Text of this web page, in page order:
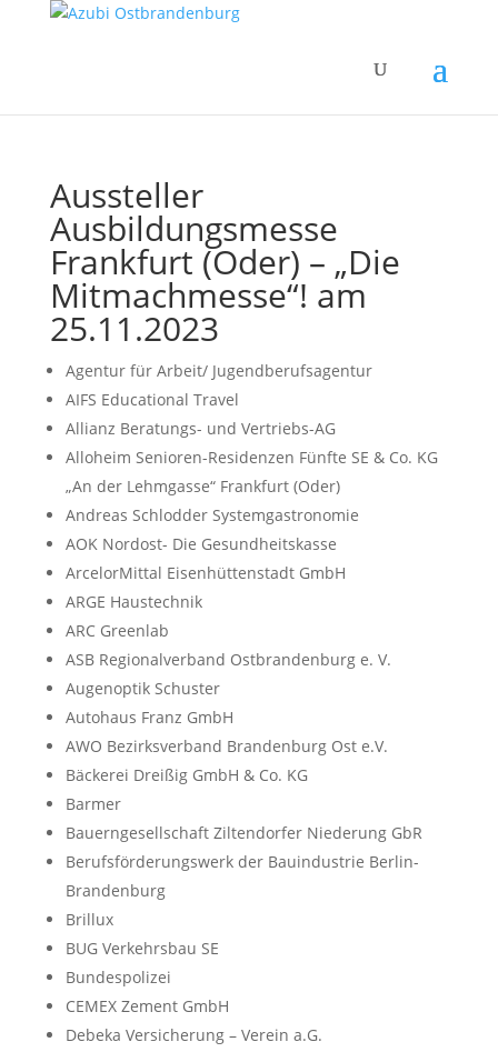
Aussteller
Ausbildungsmesse
Frankfurt (Oder) – „Die
Mitmachmesse“! am
25.11.2023
Agentur für Arbeit/ Jugendberufsagentur
AIFS Educational Travel
Allianz Beratungs- und Vertriebs-AG
Alloheim Senioren-Residenzen Fünfte SE & Co. KG
„An der Lehmgasse“ Frankfurt (Oder)
Andreas Schlodder Systemgastronomie
AOK Nordost- Die Gesundheitskasse
ArcelorMittal Eisenhüttenstadt GmbH
ARGE Haustechnik
ARC Greenlab
ASB Regionalverband Ostbrandenburg e. V.
Augenoptik Schuster
Autohaus Franz GmbH
AWO Bezirksverband Brandenburg Ost e.V.
Bäckerei Dreißig GmbH & Co. KG
Barmer
Bauerngesellschaft Ziltendorfer Niederung GbR
Berufsförderungswerk der Bauindustrie Berlin-
Brandenburg
Brillux
BUG Verkehrsbau SE
Bundespolizei
CEMEX Zement GmbH
Debeka Versicherung – Verein a.G.